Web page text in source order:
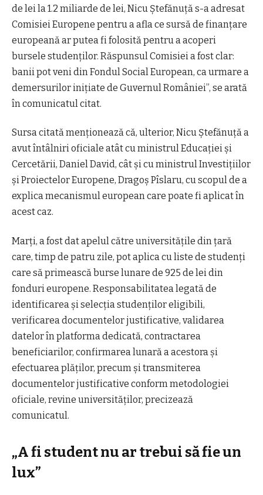
de lei la 1.2 miliarde de lei, Nicu Ştefănuţă s-a adresat
Comisiei Europene pentru a afla ce sursă de finanţare
europeană ar putea fi folosită pentru a acoperi
bursele studenţilor. Răspunsul Comisiei a fost clar:
banii pot veni din Fondul Social European, ca urmare a
demersurilor iniţiate de Guvernul României”, se arată
în comunicatul citat.
Sursa citată menţionează că, ulterior, Nicu Ştefănuţă a
avut întâlniri oficiale atât cu ministrul Educaţiei şi
Cercetării, Daniel David, cât şi cu ministrul Investiţiilor
şi Proiectelor Europene, Dragoş Pîslaru, cu scopul de a
explica mecanismul european care poate fi aplicat în
acest caz.
Marţi, a fost dat apelul către universităţile din ţară
care, timp de patru zile, pot aplica cu liste de studenţi
care să primească burse lunare de 925 de lei din
fonduri europene. Responsabilitatea legată de
identificarea şi selecţia studenţilor eligibili,
verificarea documentelor justificative, validarea
datelor în platforma dedicată, contractarea
beneficiarilor, confirmarea lunară a acestora şi
efectuarea plăţilor, precum şi transmiterea
documentelor justificative conform metodologiei
oficiale, revine universităţilor, precizează
comunicatul.
„A fi student nu ar trebui să fie un
lux”